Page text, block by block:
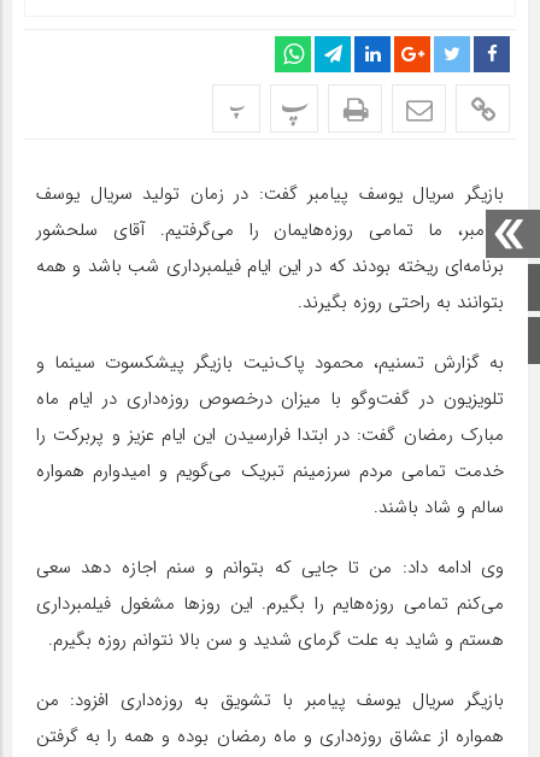
پ پ
بازیگر سریال یوسف پیامبر گفت: در زمان تولید سریال یوسف
پیامبر، ما تمامی روزه‌هایمان را می‌گرفتیم. آقای سلحشور
برنامه‌ای ریخته بودند که در این ایام فیلمبرداری شب باشد و همه
بتوانند به راحتی روزه بگیرند.
به گزارش تسنیم، محمود پاک‌نیت بازیگر پیشکسوت سینما و
تلویزیون در گفت‌و‌گو با میزان درخصوص روزه‌داری در ایام ماه
مبارک رمضان گفت: در ابتدا فرارسیدن این ایام عزیز و پربرکت را
خدمت تمامی مردم سرزمینم تبریک می‌گویم و امیدوارم همواره
سالم و شاد باشند.
وی ادامه داد: من تا جایی که بتوانم و سنم اجازه دهد سعی
می‌کنم تمامی روزه‌هایم را بگیرم. این روزها مشغول فیلمبرداری
هستم و شاید به علت گرمای شدید و سن بالا نتوانم روزه بگیرم.
بازیگر سریال یوسف پیامبر با تشویق به روزه‌داری افزود: من
همواره از عشاق روزه‌داری و ماه رمضان بوده و همه را به گرفتن